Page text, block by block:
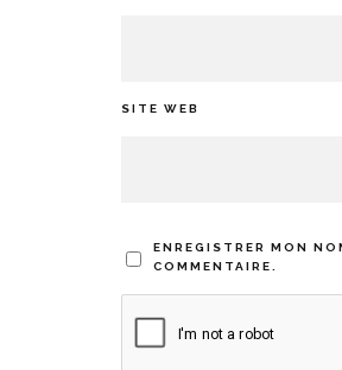
SITE WEB
ENREGISTRER MON
COMMENTAIRE.